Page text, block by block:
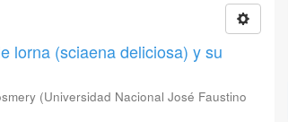
lorna (sciaena deliciosa) y su
(Universidad Nacional José Faustino